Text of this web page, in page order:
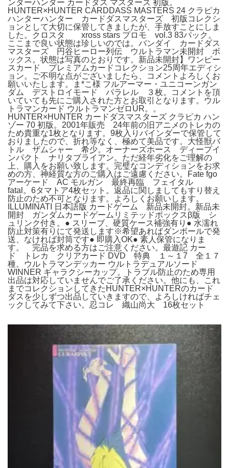
ンターハンター カードダス マスターズ 初版。
HUNTER×HUNTER CARDDASS MASTERS 24 クラピカ
ハンターハンター カードダスマスターズ 初版コレクシ
ョンとして大切に保管してきましたが、手放すことにしま
した。クロスタ xross stars プロモ vol.3 83パック。
ここまで良い状態は珍しいのでは。バンダイ カードダス
マスターズ 円谷ヒーロー列伝 ウルトラマン未開封 ボ
ックス。状態は写真のとおりです。新品未開封】ワンピー
スカード プレミアムカードコレクション25周年エディシ
ョン。ご不明な点がございましたら、コメントよろしくお
願いいたします。ま*こ様 フルアーマー・ユニコーンガン
ダム デストロイモード パラレル ３枚。コメントを頂
いていても先にご購入された方とお取引となります。ウル
トラマンカード ウルトラマンゼロUR。。
HUNTER×HUNTER カードダスマスターズ クラピカ ハン
ゾー 70 初版。2001年販売 24年前の旧アニメのトレカの
ため貴重な1枚となります。9枚入りバインダーで保管して
おりましたので、折れ等なく、極めて美品です。大怪獣バ
トル ザムシャー 希少。オーナーズホース ディープイ
ンパクト ナリタブライアン。ただ経年劣化をご理解の
上、購入をお願い致します。完璧なコンディションをお求
めの方、神経質な方のご購入はご遠慮ください。Fate fgo
アーケード AC モルガン 最終再臨 フェイタル
fatal。6タマトア4枚セット。返品に関しましてもすり替え
防止のため不可となります。よろしくお願いします。
ILLUMINATI 日本語版 カードゲーム 新品未開封。新品未
開封 ガンダムカードゲームリミテッドボックスβ版 シ
ュリンク付き。● スリーブ、硬質ケース補強有り● 水濡れ
防止対策有りにて発送します※希望あればダンボールで発
送、なければ封筒です● 即購入OK● 素人保管になりま
す。 完品を求める方はご注意ください。最遊記 カー
ド トレカ クリアカード DVD 特典 １～１7 全１７
種。ウルトラマンデッカー ウルトラデュアルソード
WINNER ギャラクシーカップ。トラブル防止のため専用
出品は対応していませんでご了承ください。他にも、これ
までコレクションしてきたHUNTER×HUNTERのカード
ダスを少しずつ出品していきますので、よろしければチェ
ックしてみて下さい。忍コレ 織山尚大 16枚セット